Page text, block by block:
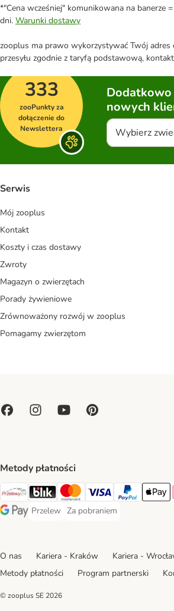
*"Cena wcześniej" komunikowana na banerze
dni. Warunki dostawy
zooplus ma prawo wykorzystywać Twój adres
przesyłu zgodnie z taryfą podstawową,
333
zooPunkty za
dołączenie do
Newslettera
nowych
Wybierz
Serwis
Mój zooplus
Kontakt
Koszty i czas dostawy
Zwroty
Magazyn o zwierzętach
Porady żywieniowe
Zrównoważony rozwój w zooplus
Pomagamy zwierzętom
Metody płatności
Przelewy24 Payment Method
Blik Payment Method
MasterCard Payment Method
Visa Payment Method
PayPal Apple
Google Pay Payment Method
Przelew
Przelew Payment Method
Za pobraniem
Za pobraniem Payment
O nas Kariera - Kraków Kariera -
Metody płatności
Program partnerski
© zooplus SE 2026